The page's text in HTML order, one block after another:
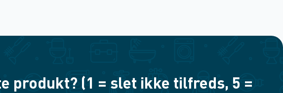
produkt? (1 = slet ikke tilfreds, 5 =